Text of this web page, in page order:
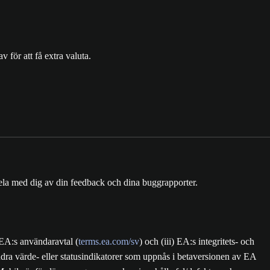
för att få extra valuta.
med dig av din feedback och dina buggrapporter.
användaravtal (terms.ea.com/sv) och (iii) EA:s integritets- och
värde- eller statusindikatorer som uppnås i betaversionen av EA